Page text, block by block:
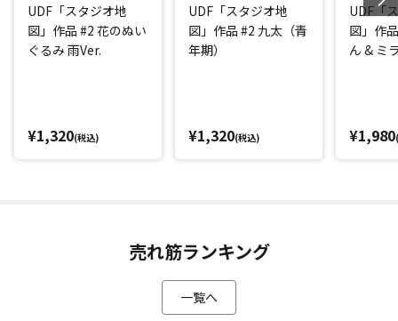
UDF「スタジオ地
図」作品 #2 花のぬい
ぐるみ 雨Ver.
¥1,320(税込)
UDF「スタジオ地
図」作品 #2 九太（青
年期）
¥1,320(税込)
UDF「
図」作
ん & ミ
¥1,980
売れ筋ランキング
一覧へ